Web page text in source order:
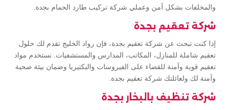
والمخلفات بشكل آمن وعملي شركة تركيب طارد الحمام بجدة.
شركة تعقيم بجدة
إذا كنت تبحث عن شركة تعقيم بجدة، فإن رواد الخليج تقدم لك حلول
تعقيم شاملة للمنازل، المكاتب، المدارس والمستشفيات. نستخدم مواد
تعقيم قوية وآمنة للقضاء على الفيروسات والبكتيريا وضمان بيئة صحية
وآمنة لك ولعائلتك شركة تعقيم بجدة.
شركة تنظيف بالبخار بجدة